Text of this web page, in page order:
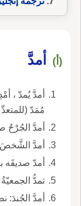
(أ) أمدَّ
أمدَّ يُمدّ ،
مُمَدّ
أمدَّ الجُرْحُ
أمدَّ الشَّخصَ:
أمدّ صديقَه
تمدُّ
أمدَّ